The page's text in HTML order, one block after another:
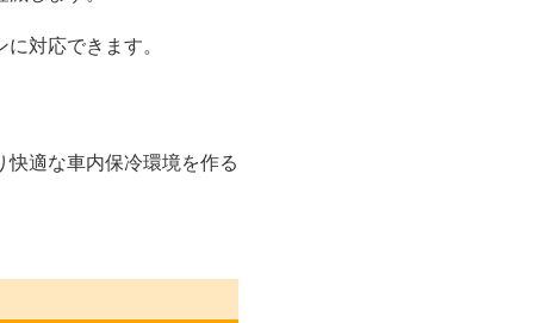
対応できます。
適な車内保冷環境を作る